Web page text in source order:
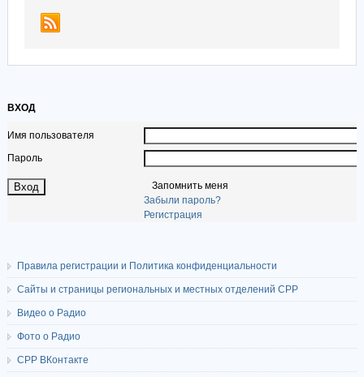
ВХОД
Имя пользователя
Пароль
Запомнить меня
Забыли пароль?
Регистрация
Правила регистрации и Политика конфиденциальности
Сайты и страницы региональных и местных отделений СРР
Видео о Радио
Фото о Радио
СРР ВКонтакте